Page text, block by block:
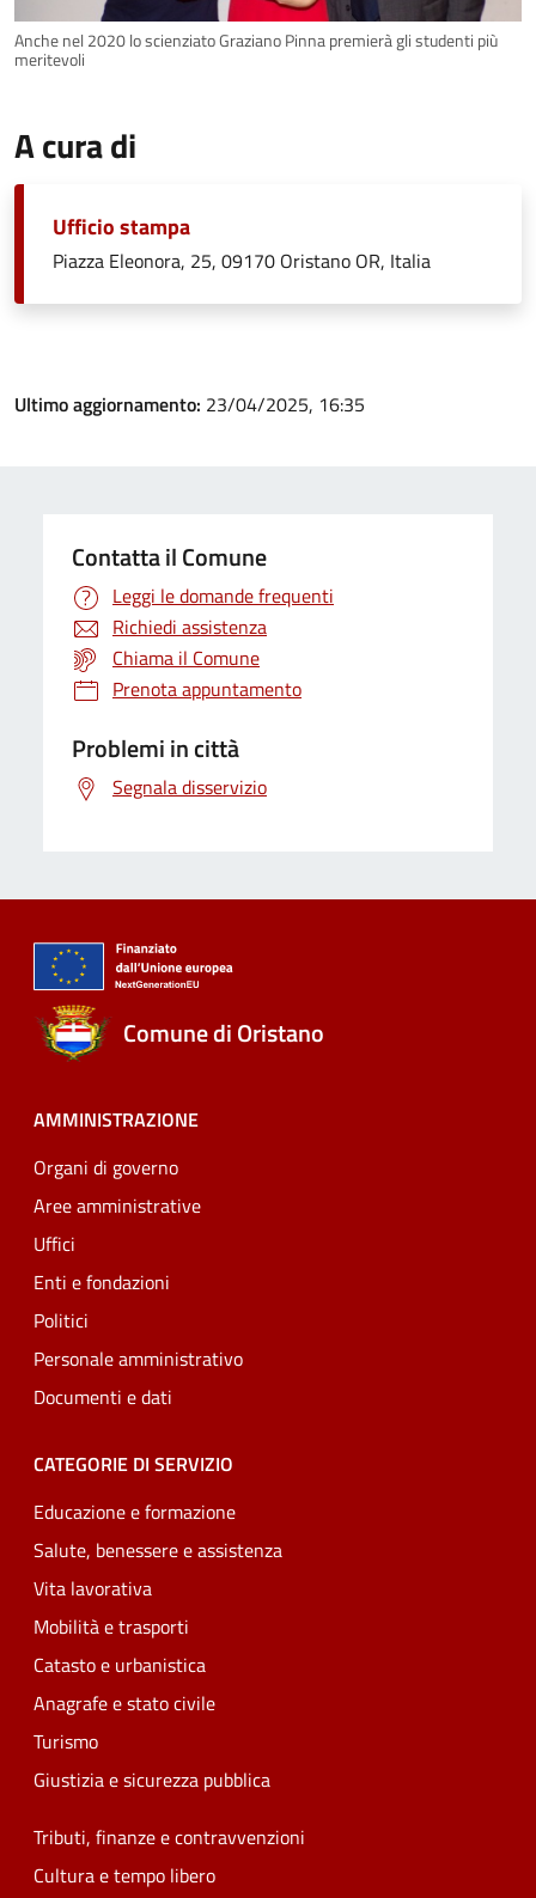
Anche nel 2020 lo scienziato Graziano Pinna premierà gli studenti più
meritevoli
A cura di
Ufficio stampa
Piazza Eleonora, 25, 09170 Oristano OR, Italia
Ultimo aggiornamento: 23/04/2025, 16:35
Contatta il Comune
Leggi le domande frequenti
Richiedi assistenza
Chiama il Comune
Prenota appuntamento
Problemi in città
Segnala disservizio
Comune di Oristano
AMMINISTRAZIONE
Organi di governo
Aree amministrative
Uffici
Enti e fondazioni
Politici
Personale amministrativo
Documenti e dati
CATEGORIE DI SERVIZIO
Educazione e formazione
Salute, benessere e assistenza
Vita lavorativa
Mobilità e trasporti
Catasto e urbanistica
Anagrafe e stato civile
Turismo
Giustizia e sicurezza pubblica
Tributi, finanze e contravvenzioni
Cultura e tempo libero